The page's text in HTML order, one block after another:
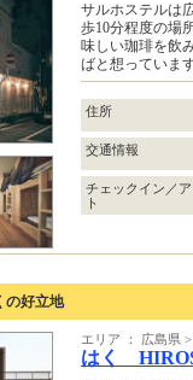
サルホステルは
歩10分程度の場
味しい珈琲を飲
ばと想っていま
住所
交通情報
チェックイン／
ト
の好立地
エリア ： 広島県
はく